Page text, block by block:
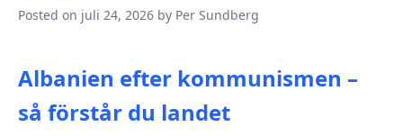
Posted on juli 24, 2026 by Per Sundberg
Albanien efter kommunismen –
så förstår du landet